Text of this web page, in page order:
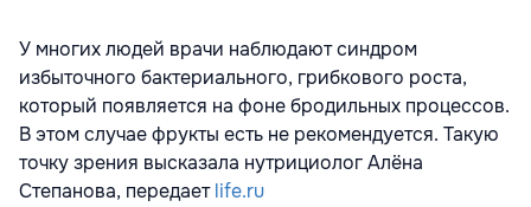
У многих людей врачи наблюдают синдром
избыточного бактериального, грибкового роста,
который появляется на фоне бродильных процессов.
В этом случае фрукты есть не рекомендуется. Такую
точку зрения высказала нутрициолог Алёна
Степанова, передаетlife.ru